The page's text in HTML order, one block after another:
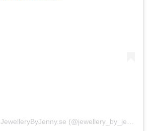
JewelleryByJenny.se (@jewellery_by_jenny)